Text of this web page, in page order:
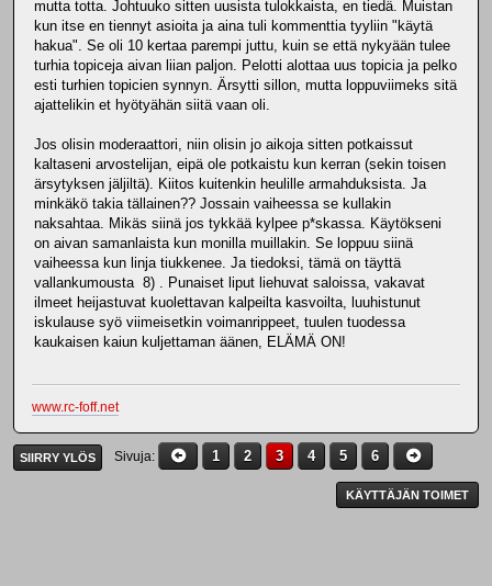
mutta totta. Johtuuko sitten uusista tulokkaista, en tiedä. Muistan
kun itse en tiennyt asioita ja aina tuli kommenttia tyyliin "käytä
hakua". Se oli 10 kertaa parempi juttu, kuin se että nykyään tulee
turhia topiceja aivan liian paljon. Pelotti alottaa uus topicia ja pelko
esti turhien topicien synnyn. Ärsytti sillon, mutta loppuviimeks sitä
ajattelikin et hyötyähän siitä vaan oli.
Jos olisin moderaattori, niin olisin jo aikoja sitten potkaissut
kaltaseni arvostelijan, eipä ole potkaistu kun kerran (sekin toisen
ärsytyksen jäljiltä). Kiitos kuitenkin heulille armahduksista. Ja
minkäkö takia tällainen?? Jossain vaiheessa se kullakin
naksahtaa. Mikäs siinä jos tykkää kylpee p*skassa. Käytökseni
on aivan samanlaista kun monilla muillakin. Se loppuu siinä
vaiheessa kun linja tiukkenee. Ja tiedoksi, tämä on täyttä
vallankumousta 8) . Punaiset liput liehuvat saloissa, vakavat
ilmeet heijastuvat kuolettavan kalpeilta kasvoilta, luuhistunut
iskulause syö viimeisetkin voimanrippeet, tuulen tuodessa
kaukaisen kaiun kuljettaman äänen, ELÄMÄ ON!
www.rc-foff.net
SIIRRY YLÖS Sivuja 1 2 3 4 5 6
KÄYTTÄJÄN TOIMET